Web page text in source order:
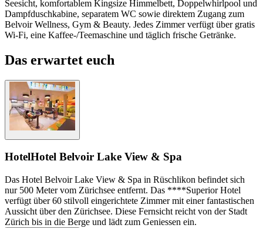
Seesicht, komfortablem Kingsize Himmelbett, Doppelwhirlpool und
Dampfduschkabine, separatem WC sowie direktem Zugang zum
Belvoir Wellness, Gym & Beauty. Jedes Zimmer verfügt über gratis
Wi-Fi, eine Kaffee-/Teemaschine und täglich frische Getränke.
Das erwartet euch
HotelHotel Belvoir Lake View & Spa
Das Hotel Belvoir Lake View & Spa in Rüschlikon befindet sich
nur 500 Meter vom Zürichsee entfernt. Das ****Superior Hotel
verfügt über 60 stilvoll eingerichtete Zimmer mit einer fantastischen
Aussicht über den Zürichsee. Diese Fernsicht reicht von der Stadt
Zürich bis in die Berge und lädt zum Geniessen ein.